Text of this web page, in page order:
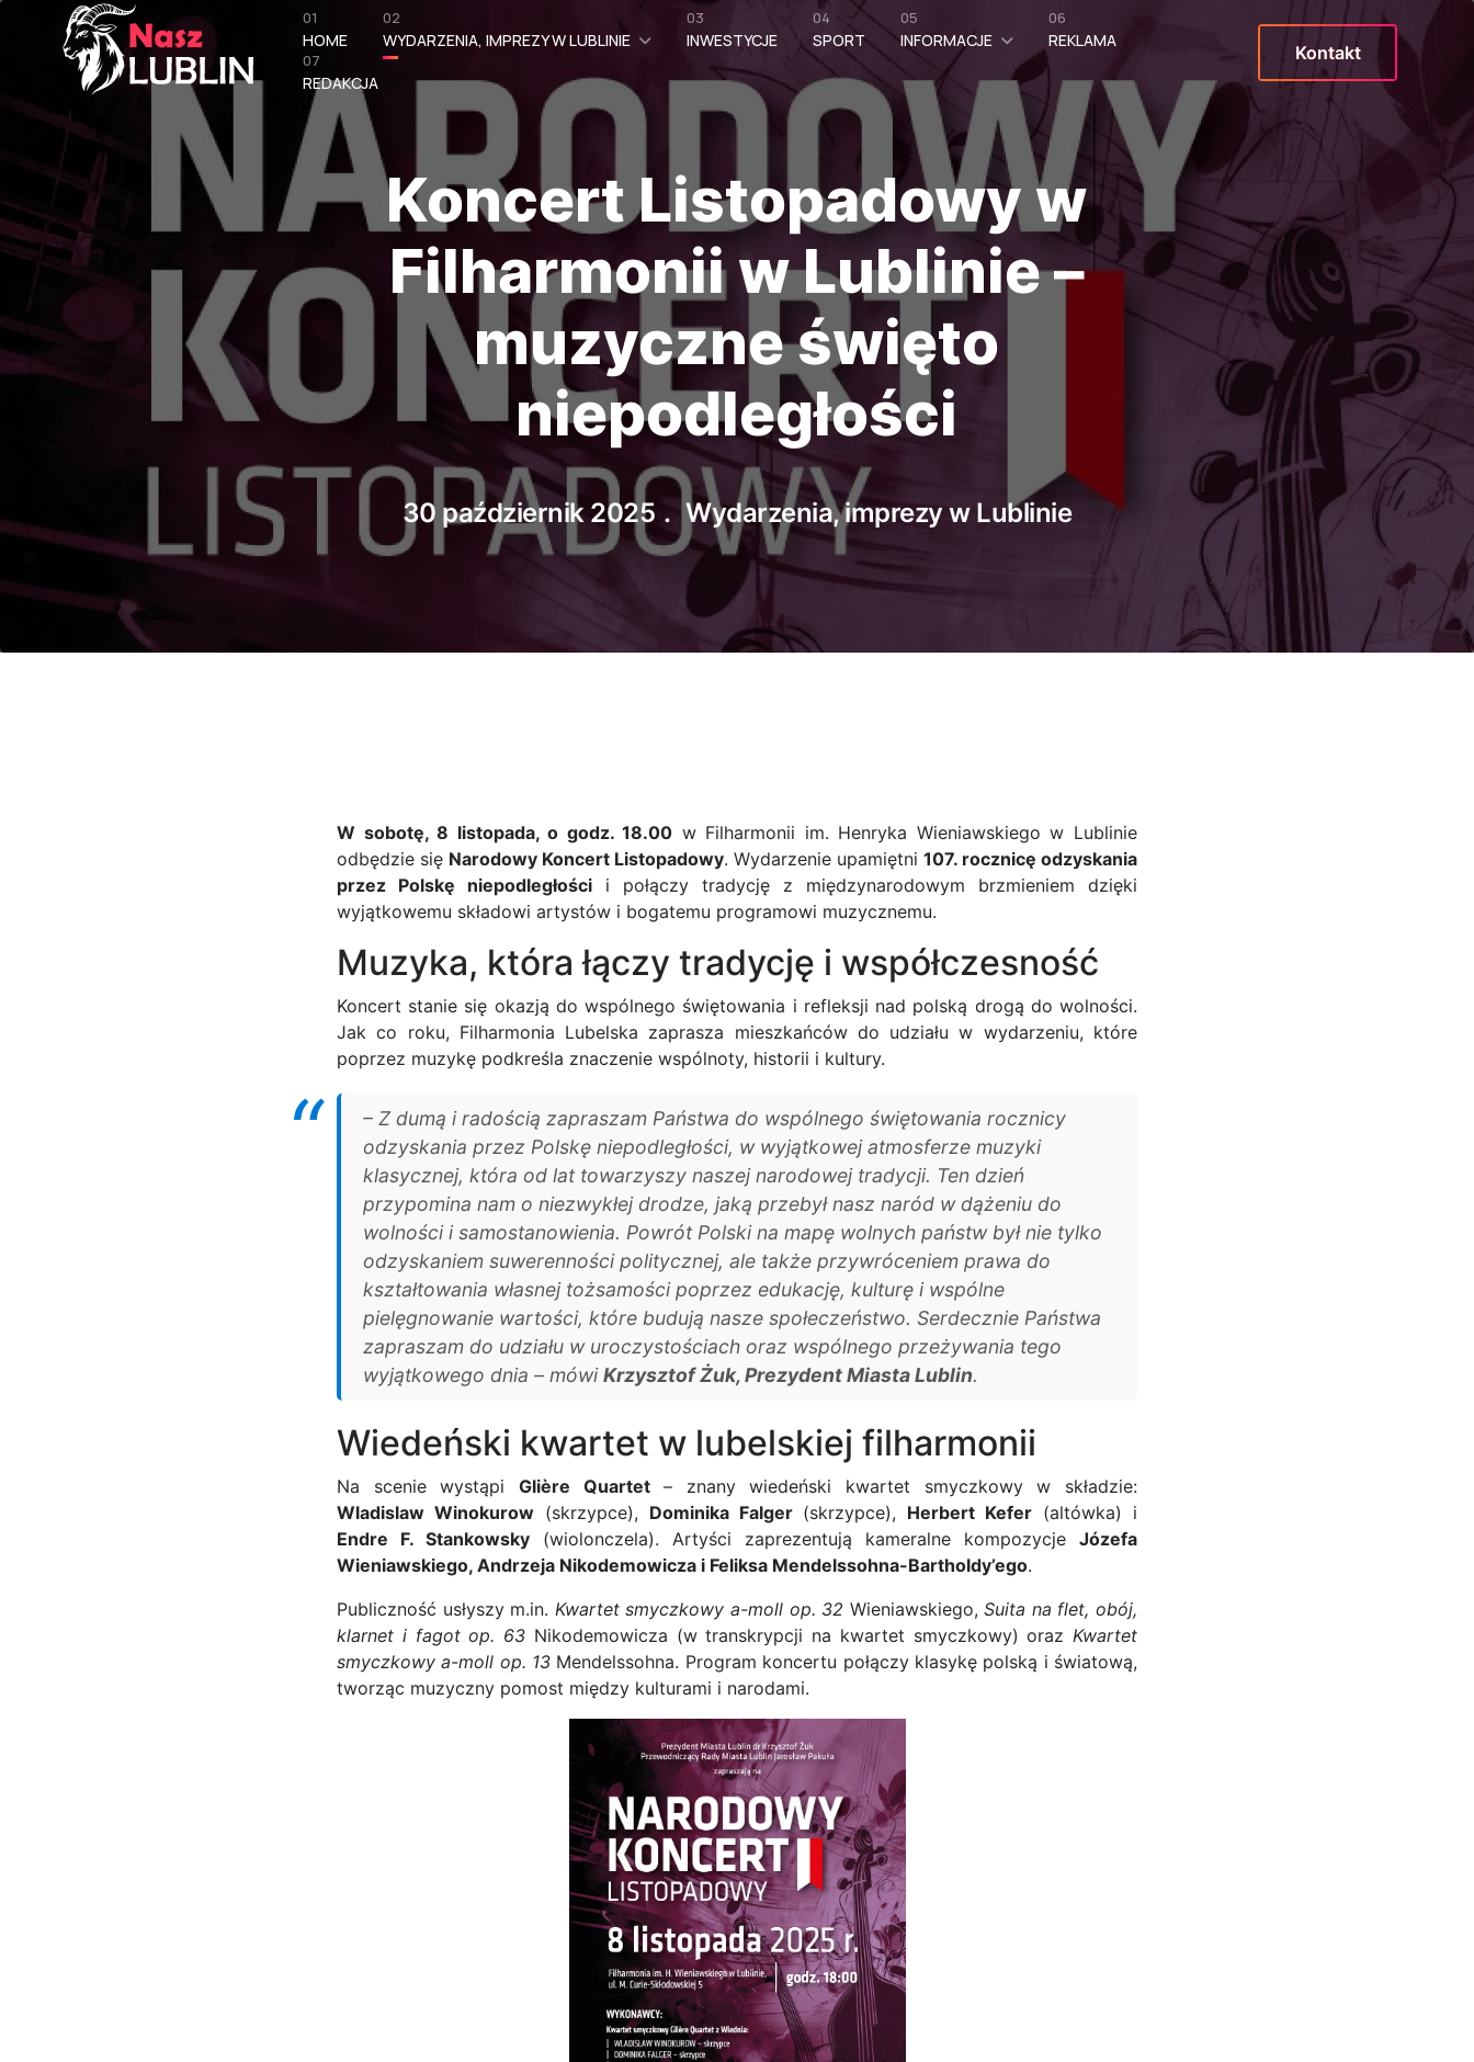
Kontakt
HOME
01
WYDARZENIA, IMPREZY W LUBLINIE
02
INWESTYCJE
03
SPORT
04
INFORMACJE
05
REKLAMA
06
REDAKCJA
07
Koncert Listopadowy w
Filharmonii w Lublinie –
muzyczne święto
niepodległości
30 październik 2025 Wydarzenia, imprezy w Lublinie
W sobotę, 8 listopada, o godz. 18.00 w Filharmonii im. Henryka Wieniawskiego w Lublinie
odbędzie się Narodowy Koncert Listopadowy. Wydarzenie upamiętni 107. rocznicę odzyskania
przez Polskę niepodległości i połączy tradycję z międzynarodowym brzmieniem dzięki
wyjątkowemu składowi artystów i bogatemu programowi muzycznemu.
Muzyka, która łączy tradycję i współczesność
Koncert stanie się okazją do wspólnego świętowania i refleksji nad polską drogą do wolności.
Jak co roku, Filharmonia Lubelska zaprasza mieszkańców do udziału w wydarzeniu, które
poprzez muzykę podkreśla znaczenie wspólnoty, historii i kultury.
– Z dumą i radością zapraszam Państwa do wspólnego świętowania rocznicy
odzyskania przez Polskę niepodległości, w wyjątkowej atmosferze muzyki
klasycznej, która od lat towarzyszy naszej narodowej tradycji. Ten dzień
przypomina nam o niezwykłej drodze, jaką przebył nasz naród w dążeniu do
wolności i samostanowienia. Powrót Polski na mapę wolnych państw był nie tylko
odzyskaniem suwerenności politycznej, ale także przywróceniem prawa do
kształtowania własnej tożsamości poprzez edukację, kulturę i wspólne
pielęgnowanie wartości, które budują nasze społeczeństwo. Serdecznie Państwa
zapraszam do udziału w uroczystościach oraz wspólnego przeżywania tego
wyjątkowego dnia – mówiKrzysztof Żuk, Prezydent Miasta Lublin.
Wiedeński kwartet w lubelskiej filharmonii
Na scenie wystąpi Glière Quartet– znany wiedeński kwartet smyczkowy w składzie:
Wladislaw Winokurow(skrzypce), Dominika Falger(skrzypce), Herbert Kefer (altówka) i
Endre F. Stankowsky (wiolonczela). Artyści zaprezentują kameralne kompozycje Józefa
Wieniawskiego, Andrzeja Nikodemowicza i Feliksa Mendelssohna-Bartholdy’ego.
Publiczność usłyszy m.in. Kwartet smyczkowy a-moll op. 32 Wieniawskiego,Suita na flet, obój,
klarnet i fagot op. 63 Nikodemowicza (w transkrypcji na kwartet smyczkowy) oraz Kwartet
smyczkowy a-moll op. 13 Mendelssohna. Program koncertu połączy klasykę polską i światową,
tworząc muzyczny pomost między kulturami i narodami.